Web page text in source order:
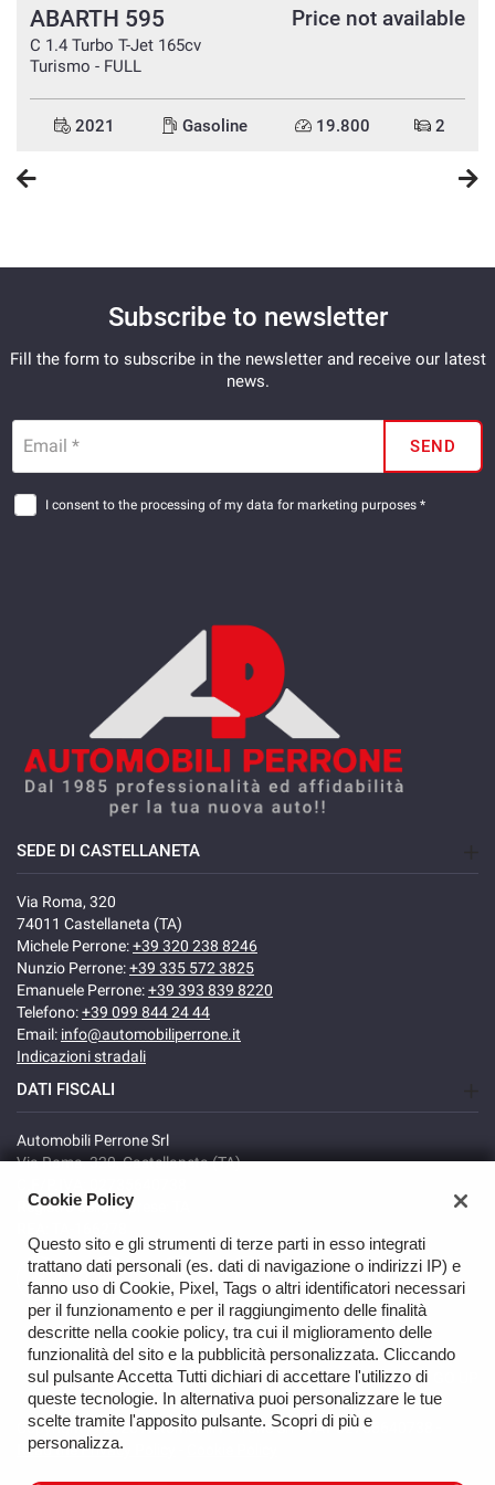
ABARTH 595
C 1.4 Turbo T-Jet 165cv
Turismo - FULL
Price not available
2021 Gasoline 19.800 2
Subscribe to newsletter
Fill the form to subscribe in the newsletter and receive our latest
news.
Email * SEND
I consent to the processing of my data for marketing purposes *
SEDE DI CASTELLANETA
Via Roma, 320
74011 Castellaneta (TA)
Michele Perrone:+39 320 238 8246
Nunzio Perrone:+39 335 572 3825
Emanuele Perrone:+39 393 839 8220
Telefono:+39 099 844 24 44
Email: info@automobiliperrone.it
Indicazioni stradali
DATI FISCALI
Automobili Perrone Srl
Via Roma, 320, Castellaneta (TA)
Registro delle imprese: TA
Copyright © 2026 Automobili Perrone Srl - VAT 02735640738 -
Read the Privacy Policy
Cookie Policy
Questo sito e gli strumenti di terze parti in esso integrati
trattano dati personali (es. dati di navigazione o indirizzi IP) e
fanno uso di Cookie, Pixel, Tags o altri identificatori necessari
per il funzionamento e per il raggiungimento delle finalità
descritte nella cookie policy, tra cui il miglioramento delle
funzionalità del sito e la pubblicità personalizzata. Cliccando
sul pulsante Accetta Tutti dichiari di accettare l'utilizzo di
queste tecnologie. In alternativa puoi personalizzare le tue
scelte tramite l'apposito pulsante. Scopri di più e
personalizza.